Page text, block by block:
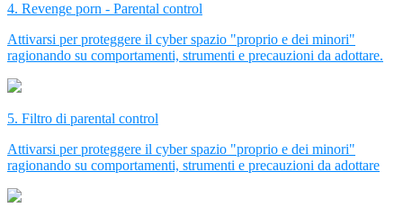
4. Revenge porn - Parental control
Attivarsi per proteggere il cyber spazio "proprio e dei minori"
ragionando su comportamenti, strumenti e precauzioni da adottare.
5. Filtro di parental control
Attivarsi per proteggere il cyber spazio "proprio e dei minori"
ragionando su comportamenti, strumenti e precauzioni da adottare